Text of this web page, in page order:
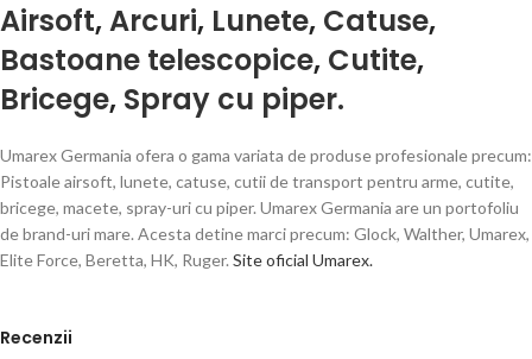
Airsoft,Arcuri, Lunete, Catuse,
Bastoane telescopice, Cutite,
Bricege, Spray cu piper.
Umarex Germania ofera o gama variata de produse profesionale precum:
Pistoale airsoft, lunete, catuse, cutii de transport pentru arme, cutite,
bricege, macete, spray-uri cu piper. Umarex Germania are un portofoliu
de brand-uri mare. Acesta detine marci precum: Glock, Walther, Umarex,
Elite Force, Beretta, HK, Ruger. Site oficial Umarex.
Recenzii